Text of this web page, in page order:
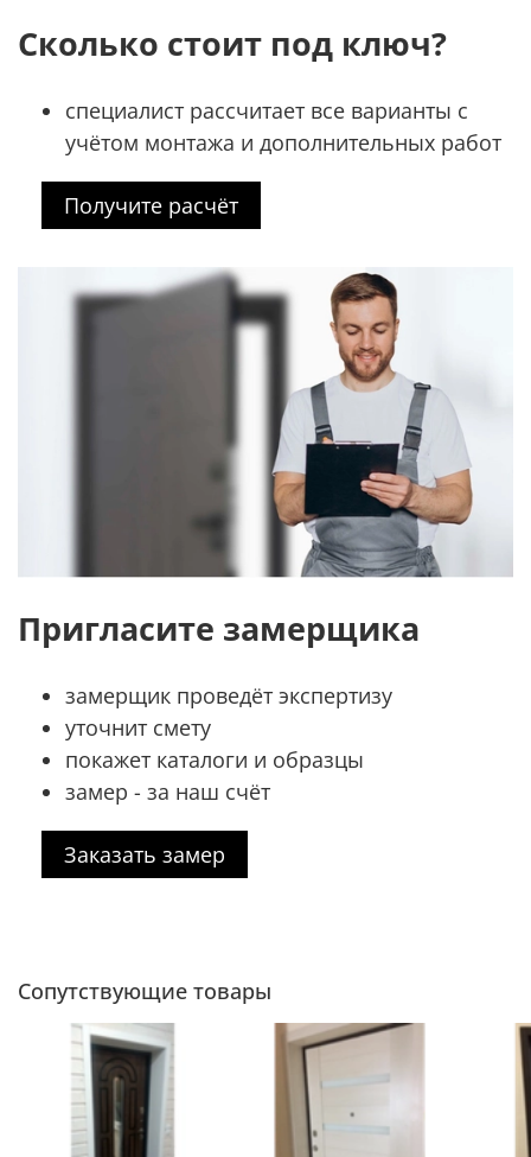
Сколько стоит под ключ?
специалист рассчитает все варианты с
учётом монтажа и дополнительных работ
Получите расчёт
Пригласите замерщика
замерщик проведёт экспертизу
уточнит смету
покажет каталоги и образцы
замер - за наш счёт
Заказать замер
Сопутствующие товары